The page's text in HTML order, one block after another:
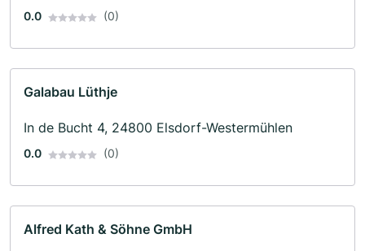
0.0 (0)
Galabau Lüthje
In de Bucht 4, 24800 Elsdorf-Westermühlen
0.0 (0)
Alfred Kath & Söhne GmbH